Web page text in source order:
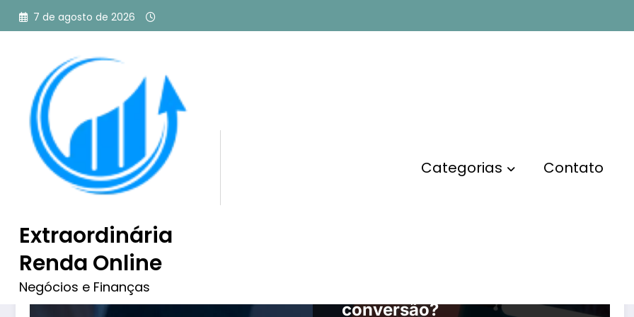
Pular
para
7 de agosto de 2026
Extraordinária
Renda Online
Negócios e Finanças
Categorias Contato
Tag: landing page grátis
conversão?